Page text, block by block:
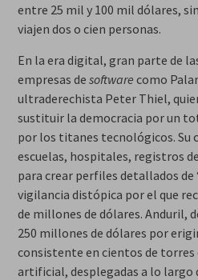
entre 25 mil y 100 mil dólares,
viajen dos o cien personas.
En la era digital, gran parte de
empresas de software como
ultraderechista Peter Thiel,
sustituir la democracia por un
por los titanes tecnológicos. Su
escuelas, hospitales, registros
para crear perfiles detallados de
vigilancia distópica por el que
de millones de dólares. Anduril,
250 millones de dólares por
consistente en cientos de
artificial, desplegadas a lo largo